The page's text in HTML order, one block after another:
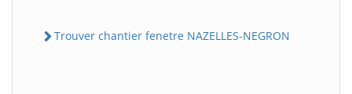
Trouver chantier fenetre NAZELLES-NEGRON